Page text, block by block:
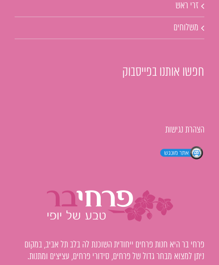
זרי ראש
משלוחים
חפשו אותנו בפייסבוק
הצהרת נגישות
פרחי בר היא חנות פרחים ייחודית השוכנת לה בלב תל אביב, במקום
ניתן למצוא מבחר גדול של פרחים, סידורי פרחים, עציצים ומתנות.